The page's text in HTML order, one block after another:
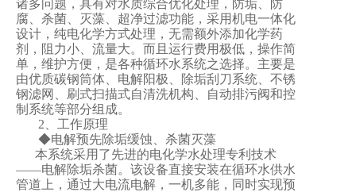
诸多问题，具有对水质综合优化处理，防垢、防
腐、杀菌、灭藻、超净过滤功能，采用机电一体化
设计，纯电化学方式处理，无需额外添加化学药
剂，阻力小、流量大。而且运行费用极低，操作简
单，维护方便，是各种循环水系统之选择。主要是
由优质碳钢筒体、电解阳极、除垢刮刀系统、不锈
钢滤网、刷式扫描式自清洗机构、自动排污阀和控
制系统等部分组成。
2、工作原理
◆电解预先除垢缓蚀、杀菌灭藻
本系统采用了先进的电化学水处理专利技术
——电解除垢杀菌。该设备直接安装在循环水供水
管道上，通过大电流电解，一机多能，同时实现预